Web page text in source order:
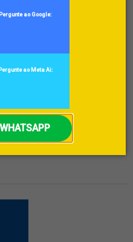
Pergunte ao Google:
ao Meta Ai:
e design reconhecida
de uma categoria do
atua como professor
Media Magazine como
Design do Ano em 2012.
design, inteligência
ao longo de mais de
Publicidade tradicional.